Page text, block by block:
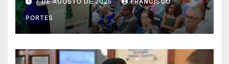
defensa del interés nacional
PORTES